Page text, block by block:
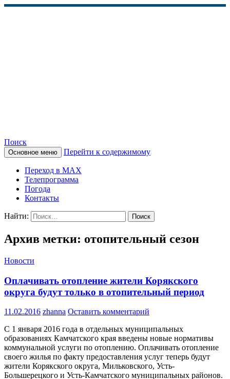
КАМЧАТСКОЕ
ИНФОРМАЦИОННОЕ
АГЕНТСТВО (КИА
«ВЕСТИ»)
Поиск
Основное меню Перейти к содержимому
Переход в MAX
Телепрограмма
Погода
Контакты
Найти:
Архив метки: отопительный сезон
Новости
Оплачивать отопление жители Корякского
округа будут только в отопительный период
11.02.2016 zhanna Оставить комментарий
С 1 января 2016 года в отдельных муниципальных
образованиях Камчатского края введены новые нормативы
коммунальной услуги по отоплению. Оплачивать отопление
своего жилья по факту предоставления услуг теперь будут
жители Корякского округа, Мильковского, Усть-
Большерецкого и Усть-Камчатского муниципальных районов.